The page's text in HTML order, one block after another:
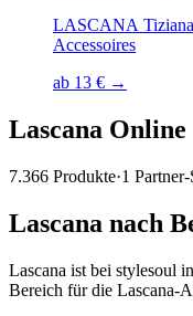
LASCANA Tiziana
Accessoires
ab 13 € →
Lascana Online
7.366 Produkte·1
Lascana nach
Lascana ist bei stylesoul in
Bereich für die Lascana-